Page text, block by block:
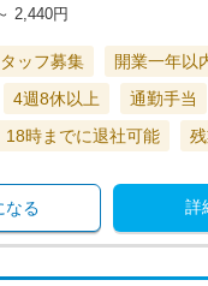
2,440円
ッフ募集
開業一年以
4週8休以上 通勤手当
18時までに退社可能
詳
なる